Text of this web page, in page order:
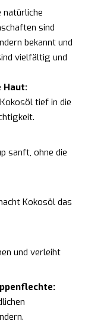
natürliche
sind
bekannt und
vielfältig und
Haut:
tief in die
sanft, ohne die
Kokosöl das
und verleiht